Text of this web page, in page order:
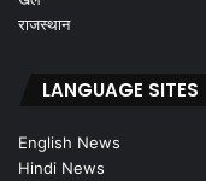
राजस्थान
LANGUAGE SITES
English News
Hindi News